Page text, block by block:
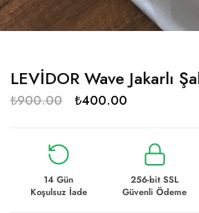
LEVİDOR Wave Jakarlı
₺900.00 ₺400.00
14 Gün
Koşulsuz İade
256-bit SSL
Güvenli Ödeme